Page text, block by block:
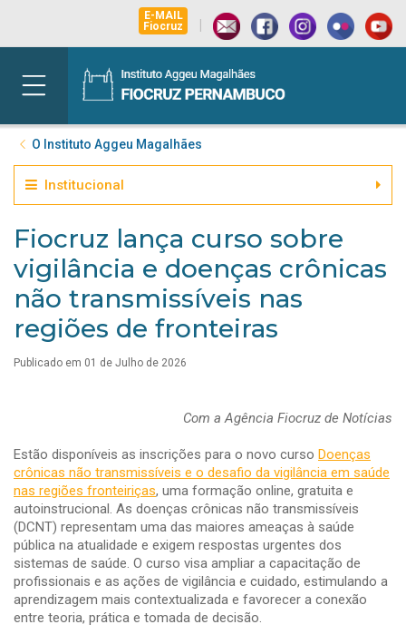
E-MAIL
Fiocruz
|
O Instituto Aggeu Magalhães
Institucional
Fiocruz lança curso sobre
vigilância e doenças crônicas
não transmissíveis nas
regiões de fronteiras
Publicado em 01 de Julho de 2026
Com a Agência Fiocruz de Notícias
Estão disponíveis as inscrições para o novo curso Doenças
crônicas não transmissíveis e o desafio da vigilância em saúde
nas regiões fronteiriças, uma formação online, gratuita e
autoinstrucional. As doenças crônicas não transmissíveis
(DCNT) representam uma das maiores ameaças à saúde
pública na atualidade e exigem respostas urgentes dos
sistemas de saúde. O curso visa ampliar a capacitação de
profissionais e as ações de vigilância e cuidado, estimulando a
aprendizagem mais contextualizada e favorecer a conexão
entre teoria, prática e tomada de decisão.